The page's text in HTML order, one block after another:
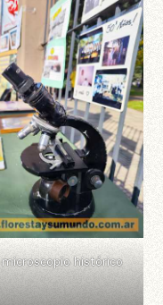
microscopio histórico